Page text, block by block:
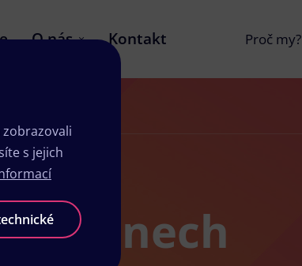
O nás Kontakt Proč my?
s jejich